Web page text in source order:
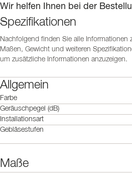
Wir helfen Ihnen bei der
Spezifikationen
Nachfolgend finden Sie alle Informationen
Maßen, Gewicht und weiteren
um zusätzliche Informationen anzuzeigen.
Allgemein
Farbe
Geräuschpegel (dB)
Installationsart
Gebläsestufen
Maße